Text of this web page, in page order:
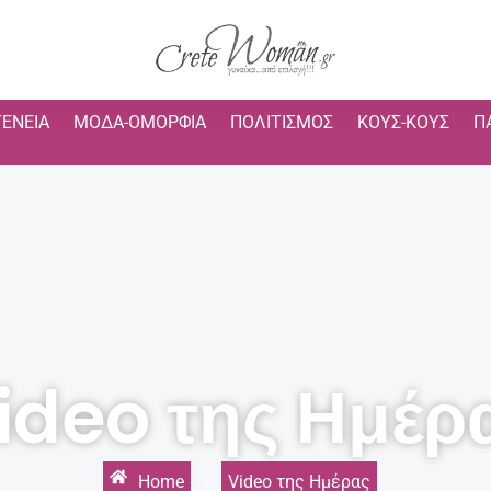
ΜΌΔΑ-ΟΜΟΡΦΙΆ ΠΟΛΙΤΙΣΜΌΣ ΚΟΥΣ-ΚΟΥΣ
της
Home Video της Ημέρας